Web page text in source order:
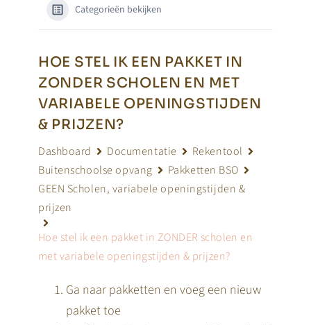
Categorieën bekijken
HOE STEL IK EEN PAKKET IN
ZONDER SCHOLEN EN MET
VARIABELE OPENINGSTIJDEN
& PRIJZEN?
Dashboard Documentatie
Rekentool
Buitenschoolse opvang
Pakketten BSO
GEEN Scholen, variabele openingstijden &
prijzen
Hoe stel ik een pakket in ZONDER scholen en
met variabele openingstijden & prijzen?
Ga naar pakketten en voeg een nieuw
pakket toe